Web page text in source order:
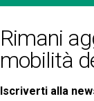
Eventi
Rimani
mobilità
Iscriverti alla